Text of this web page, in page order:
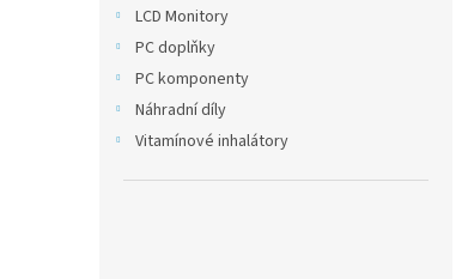
LCD Monitory
PC doplňky
PC komponenty
Náhradní díly
Vitamínové inhalátory